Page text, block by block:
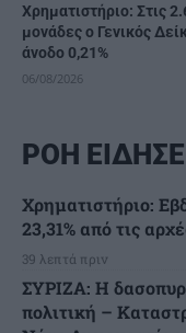
Χρηματιστήριο: Στις
μονάδες ο Γενικός
άνοδο 0,21%
06/08/2026
ΡΟΗ
Χρηματιστήριο:
23,31% από τις
39 λεπτά πριν
ΣΥΡΙΖΑ: Η
πολιτική –